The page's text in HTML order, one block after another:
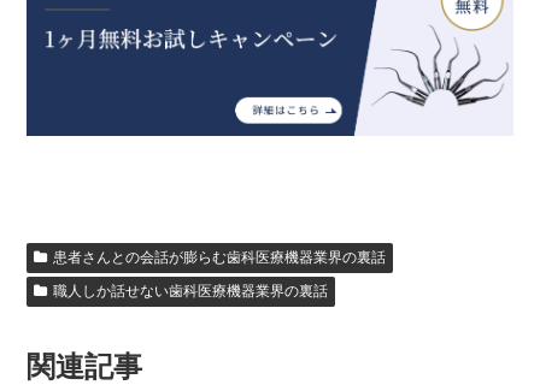
患者さんとの会話が膨らむ歯科医療機器業界の裏話
職人しか話せない歯科医療機器業界の裏話
関連記事